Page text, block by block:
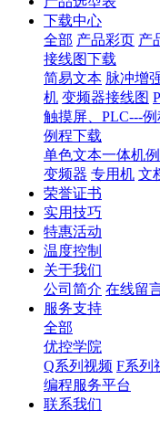
下载中心
全部 产品彩页 产
接线图下载
简易文本 脉冲增
机 变频器接线图
触摸屏、PLC---
例程下载
单色文本一体机
变频器 专用机 文
荣誉证书
实用技巧
特惠活动
温度控制
关于我们
公司简介 在线留
服务支持
全部
优控学院
Q系列视频 F系列
编程服务平台
联系我们